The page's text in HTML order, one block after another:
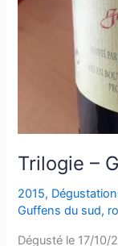
Trilogie –
2015,
Guffens du sud,
Dégusté le 17/10/